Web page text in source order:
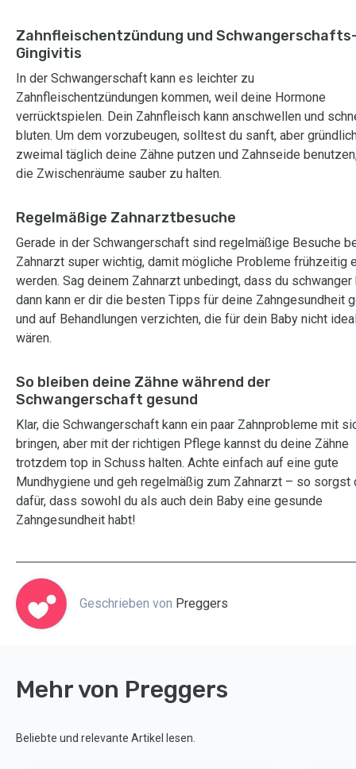
Zahnfleischentzündung und
Gingivitis
In der Schwangerschaft kann es leichter zu
Zahnfleischentzündungen kommen, weil deine Hormone
verrücktspielen. Dein Zahnfleisch kann anschwellen und
bluten. Um dem vorzubeugen, solltest du sanft, aber
zweimal täglich deine Zähne putzen und Zahnseide
die Zwischenräume sauber zu halten.
Regelmäßige Zahnarztbesuche
Gerade in der Schwangerschaft sind regelmäßige Besuche
Zahnarzt super wichtig, damit mögliche Probleme frühzeitig
werden. Sag deinem Zahnarzt unbedingt, dass du
dann kann er dir die besten Tipps für deine Zahngesundheit
und auf Behandlungen verzichten, die für dein Baby nicht
wären.
So bleiben deine Zähne während der
Schwangerschaft gesund
Klar, die Schwangerschaft kann ein paar Zahnprobleme mit
bringen, aber mit der richtigen Pflege kannst du deine Zähne
trotzdem top in Schuss halten. Achte einfach auf eine gute
Mundhygiene und geh regelmäßig zum Zahnarzt – so sorgst
dafür, dass sowohl du als auch dein Baby eine gesunde
Zahngesundheit habt!
Geschrieben von Preggers
Mehr von Preggers
Beliebte und relevante Artikel lesen.